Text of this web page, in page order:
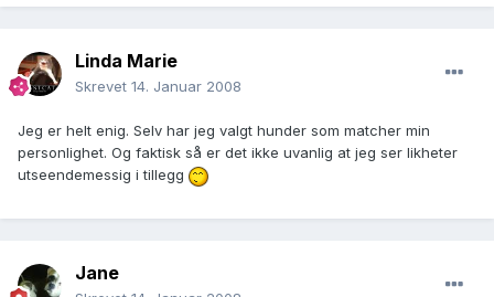
Linda Marie
Skrevet 14. Januar 2008
Jeg er helt enig. Selv har jeg valgt hunder som matcher min
personlighet. Og faktisk så er det ikke uvanlig at jeg ser likheter
utseendemessig i tillegg
Jane